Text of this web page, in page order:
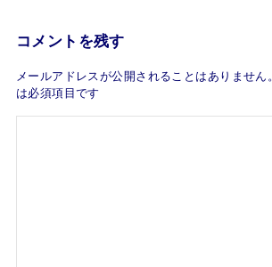
コメントを残す
メールアドレスが公開されることはありません。
は必須項目です